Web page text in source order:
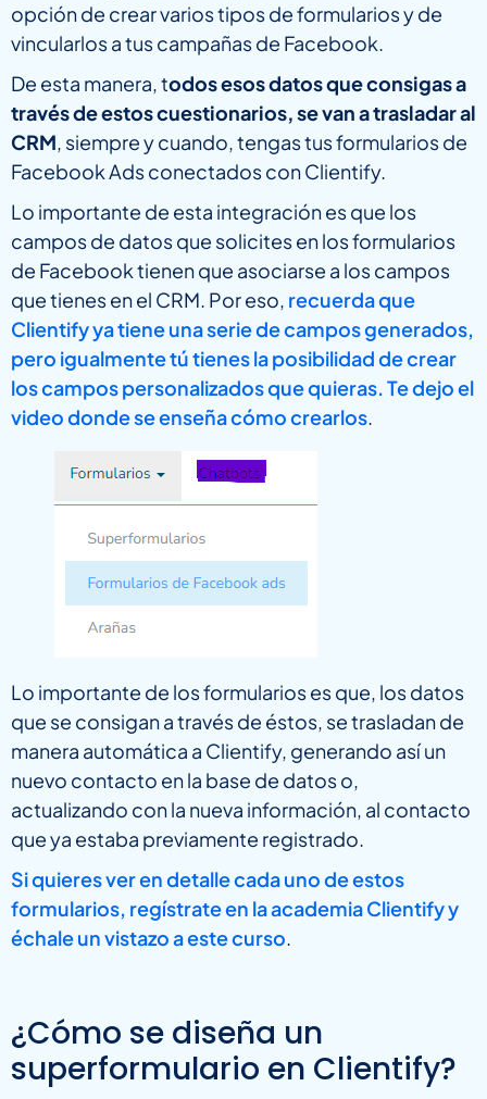
opción de crear varios tipos de formularios y de
vincularlos a tus campañas de Facebook.
De esta manera, todos esos datos que consigas a
través de estos cuestionarios, se van a trasladar al
CRM, siempre y cuando, tengas tus formularios de
Facebook Ads conectados con Clientify.
Lo importante de esta integración es que los
campos de datos que solicites en los formularios
de Facebook tienen que asociarse a los campos
que tienes en el CRM. Por eso, recuerda que
Clientify ya tiene una serie de campos generados,
pero igualmente tú tienes la posibilidad de crear
los campos personalizados que quieras. Te dejo el
video donde se enseña cómo crearlos.
Lo importante de los formularios es que, los datos
que se consigan a través de éstos, se trasladan de
manera automática a Clientify, generando así un
nuevo contacto en la base de datos o,
actualizando con la nueva información, al contacto
que ya estaba previamente registrado.
Si quieres ver en detalle cada uno de estos
formularios, regístrate en la academia Clientify y
échale un vistazo a este curso.
¿Cómo se diseña un
superformulario en Clientify?